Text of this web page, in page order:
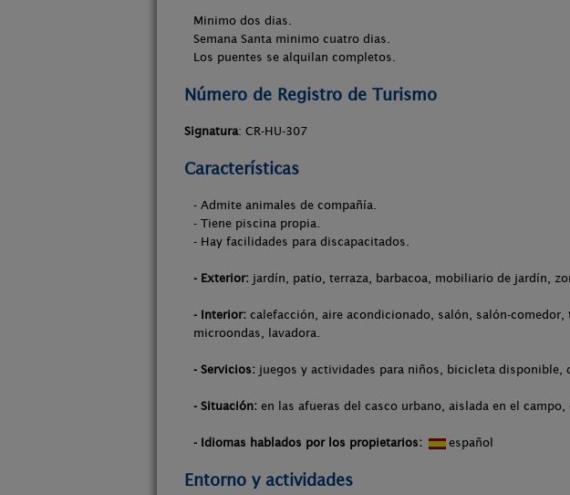
Minimo dos dias.
Semana Santa minimo cuatro dias.
Los puentes se alquilan completos.
Número de Registro de Turismo
Signatura: CR-HU-307
Características
- Admite animales de compañía.
- Tiene piscina propia.
- Hay facilidades para discapacitados.
- Exterior: jardín, patio, terraza, barbacoa, mobiliario de jardín,
- Interior: calefacción, aire acondicionado, salón, salón-
microondas, lavadora.
- Servicios: juegos y actividades para niños, bicicleta
- Situación: en las afueras del casco urbano, aislada en el
- Idiomas hablados por los propietarios: español
Entorno y actividades